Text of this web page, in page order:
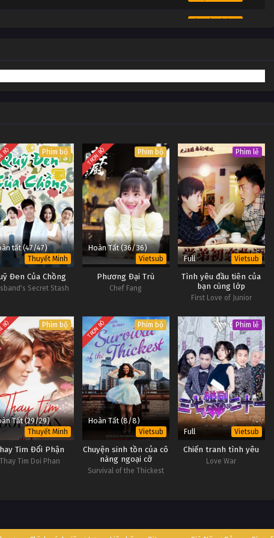
Thuyết Minh #1
Thuyết Minh #1
Thuyết Minh #1
Thuyết Minh #1
BỘ Phim bộ
tất (47/47)
Thuyết Minh
Đen Của Chồng
Secret Stash
TRỌN BỘ Phim bộ
Hoàn Tất (36/36)
Vietsub
Phương Đại Trù
Chef Fang
Phim lẻ
Full Vietsub
Tình yêu đầu tiên của
bạn cùng lớp
First Love of Junior
BỘ Phim bộ
Tất (29/29)
Thuyết Minh
Tim Đổi Phận
Thay Tim Doi Phan
TRỌN BỘ Phim bộ
Hoàn Tất (8/8)
Vietsub
Chuyện sinh tồn của cô
nàng ngoại cỡ
Survival of the Thickest
Phim lẻ
Full Vietsub
Chiến tranh tình yêu
Love War